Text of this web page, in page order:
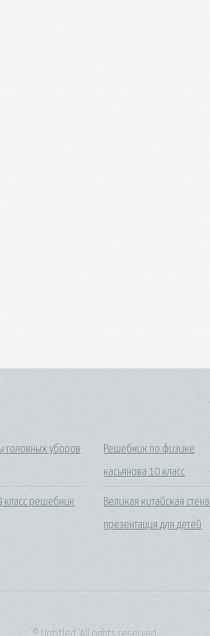
головных уборов
класс решебник
Решебник по физике
касьянова 10 класс
Великая китайская стена
презентация для детей